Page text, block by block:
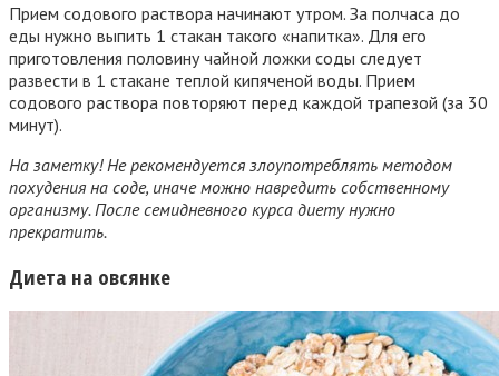
Прием содового раствора начинают утром. За полчаса до
еды нужно выпить 1 стакан такого «напитка». Для его
приготовления половину чайной ложки соды следует
развести в 1 стакане теплой кипяченой воды. Прием
содового раствора повторяют перед каждой трапезой (за 30
минут).
На заметку! Не рекомендуется злоупотреблять методом
похудения на соде, иначе можно навредить собственному
организму. После семидневного курса диету нужно
прекратить.
Диета на овсянке